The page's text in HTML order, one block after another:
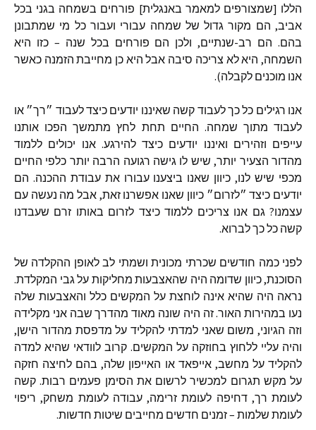
הללו [שמצורפים למאמר באנגלית] פורחים בשמחה בגני בכל
אביב, הם מקור גדול של שמחה עבורי ועבור כל מי שמתבונן
בהם. הם רב-שנתיים, ולכן הם פורחים בכל שנה – כזו היא
השמחה, היא לא צריכה סיבה אבל היא כן מחייבת הזמנה כאשר
אנו מוכנים לקבלה).
אנו רגילים כל כך לעבוד קשה שאיננו יודעים כיצד לעבוד ״רך״ או
לעבוד מתוך שמחה. החיים תחת לחץ מתמשך הפכו אותנו
עייפים וזהירים ואיננו יודעים כיצד להירגע. אנו יכולים ללמוד
מהדור הצעיר יותר, שיש לו גישה רגועה הרבה יותר כלפי החיים
מכפי שיש לנו, כיוון שאנו ביצענו עבורו את עבודת ההכנה. הם
יודעים כיצד ״לזרום״ כיוון שאנו אפשרנו זאת, אבל מה נעשה עם
עצמנו? גם אנו צריכים ללמוד כיצד לזרום באותו זרם שעבדנו
קשה כל כך לברוא.
לפני כמה חודשים שכרתי מכונית ושמתי לב לאופן ההקלדה של
הסוכנת, כיוון שדומה היה שהאצבעות מחליקות על גבי המקלדת.
נראה היה שהיא אינה לוחצת על המקשים כלל והאצבעות שלה
נעו במהירות האור. זה היה שונה מאוד מהדרך שבה אני מקלידה
וזה הגיוני, משום שאני למדתי להקליד על מדפסת מהדור הישן,
והיה עליי ללחוץ בחוזקה על המקשים. קרוב לוודאי שהיא למדה
להקליד על מחשב, אייפאד או האייפון שלה, בהם לחיצה חזקה
על מקש תגרום למכשיר לרשום את הסימן פעמים רבות. קשה
לעומת רך, דחיפה לעומת זרימה, עבודה לעומת משחק, ריפוי
לעומת שלמות – זמנים חדשים מחייבים שיטות חדשות.